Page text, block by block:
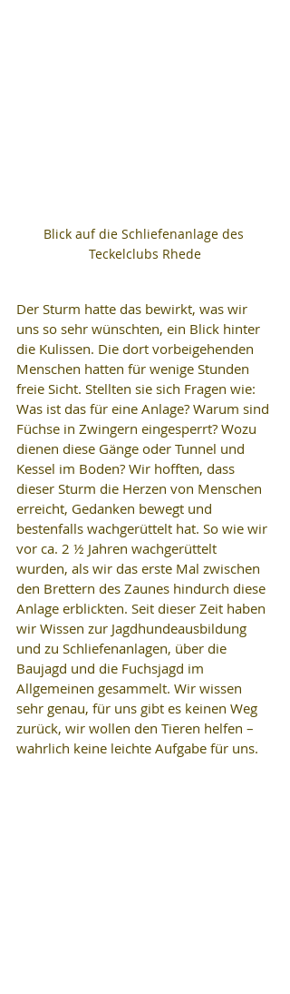
Blick auf die Schliefenanlage des
Teckelclubs Rhede
Der Sturm hatte das bewirkt, was wir
uns so sehr wünschten, ein Blick hinter
die Kulissen. Die dort vorbeigehenden
Menschen hatten für wenige Stunden
freie Sicht. Stellten sie sich Fragen wie:
Was ist das für eine Anlage? Warum sind
Füchse in Zwingern eingesperrt? Wozu
dienen diese Gänge oder Tunnel und
Kessel im Boden? Wir hofften, dass
dieser Sturm die Herzen von Menschen
erreicht, Gedanken bewegt und
bestenfalls wachgerüttelt hat. So wie wir
vor ca. 2 ½ Jahren wachgerüttelt
wurden, als wir das erste Mal zwischen
den Brettern des Zaunes hindurch diese
Anlage erblickten. Seit dieser Zeit haben
wir Wissen zur Jagdhundeausbildung
und zu Schliefenanlagen, über die
Baujagd und die Fuchsjagd im
Allgemeinen gesammelt. Wir wissen
sehr genau, für uns gibt es keinen Weg
zurück, wir wollen den Tieren helfen –
wahrlich keine leichte Aufgabe für uns.